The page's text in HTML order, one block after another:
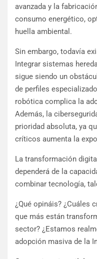
avanzada y la
consumo energético,
huella ambiental.
Sin embargo, todavía
Integrar sistemas
sigue siendo un
de perfiles
robótica complica la
Además, la
prioridad absoluta, ya
críticos aumenta la
La transformación
dependerá de la
combinar tecnología,
¿Qué opináis? ¿Cuáles
que más están
sector? ¿Estamos
adopción masiva de la